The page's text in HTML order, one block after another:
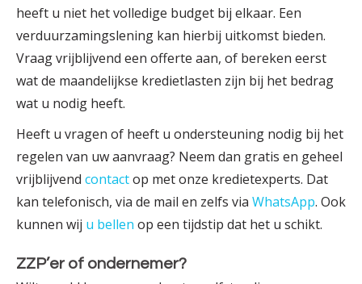
heeft u niet het volledige budget bij elkaar. Een
verduur­zamings­lening kan hierbij uitkomst bieden.
Vraag vrijblijvend een offerte aan, of bereken eerst
wat de maandelijkse krediet­lasten zijn bij het bedrag
wat u nodig heeft.
Heeft u vragen of heeft u ondersteuning nodig bij het
regelen van uw aanvraag? Neem dan gratis en geheel
vrijblijvend contactop met onze krediet­experts. Dat
kan telefonisch, via de mail en zelfs via WhatsApp. Ook
kunnen wij u bellen op een tijdstip dat het u schikt.
ZZP’er of ondernemer?